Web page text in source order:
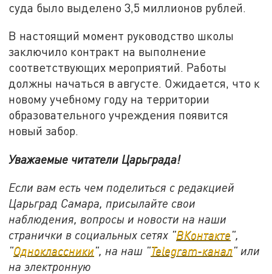
суда было выделено 3,5 миллионов рублей.
В настоящий момент руководство школы
заключило контракт на выполнение
соответствующих мероприятий. Работы
должны начаться в августе. Ожидается, что к
новому учебному году на территории
образовательного учреждения появится
новый забор.
Уважаемые читатели Царьграда!
Если вам есть чем поделиться с редакцией
Царьград Самара, присылайте свои
наблюдения, вопросы и новости на наши
странички в социальных сетях "ВКонтакте",
"Одноклассники", на наш "Telegram-канал" или
на электронную